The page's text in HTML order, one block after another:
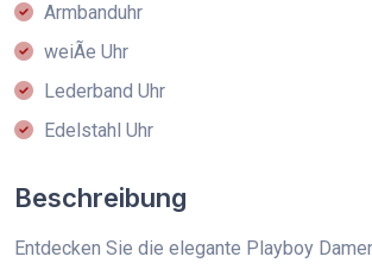
Armbanduhr
weiÃe Uhr
Lederband Uhr
Edelstahl Uhr
Beschreibung
Entdecken Sie die elegante Playboy Damen